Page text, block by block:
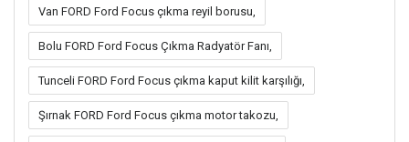
Van FORD Ford Focus çıkma reyil borusu,
Bolu FORD Ford Focus Çıkma Radyatör Fanı,
Tunceli FORD Ford Focus çıkma kaput kilit karşılığı,
Şırnak FORD Ford Focus çıkma motor takozu,